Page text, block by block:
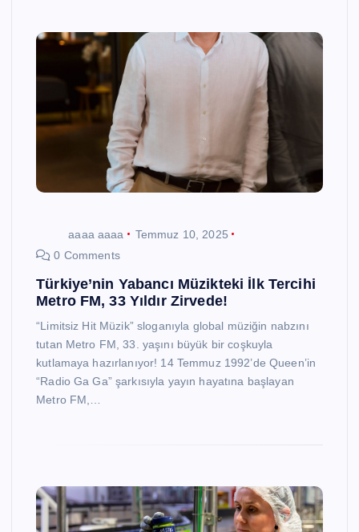
aaaa aaaa
Temmuz 10, 2025
0 Comments
Türkiye’nin Yabancı Müzikteki İlk Tercihi
Metro FM, 33 Yıldır Zirvede!
“Limitsiz Hit Müzik” sloganıyla global müziğin nabzını
tutan Metro FM, 33. yaşını büyük bir coşkuyla
kutlamaya hazırlanıyor! 14 Temmuz 1992’de Queen’in
“Radio Ga Ga” şarkısıyla yayın hayatına başlayan
Metro FM,…